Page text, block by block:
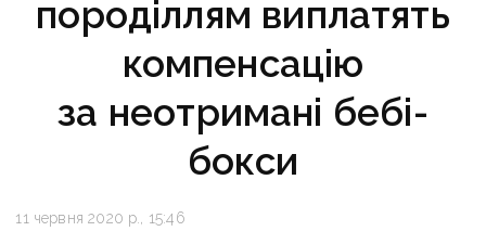
породіллям виплатять
компенсацію
за неотримані бебі-
бокси
11 червня 2020 р., 15:46